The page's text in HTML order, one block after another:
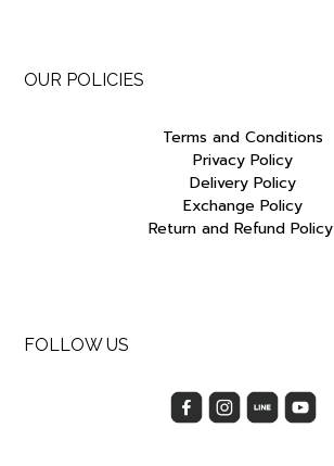
OUR POLICIES
Terms and Conditions
Privacy Policy
Delivery Policy
Exchange Policy
Return and Refund Policy
FOLLOW US